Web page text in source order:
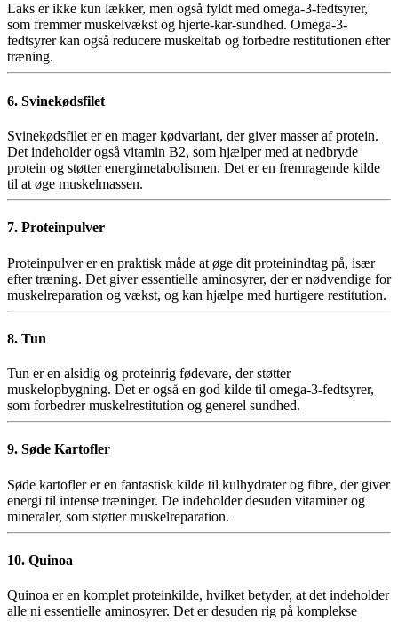
Laks er ikke kun lækker, men også fyldt med omega-3-fedtsyrer,
som fremmer muskelvækst og hjerte-kar-sundhed. Omega-3-
fedtsyrer kan også reducere muskeltab og forbedre restitutionen efter
træning.
6. Svinekødsfilet
Svinekødsfilet er en mager kødvariant, der giver masser af protein.
Det indeholder også vitamin B2, som hjælper med at nedbryde
protein og støtter energimetabolismen. Det er en fremragende kilde
til at øge muskelmassen.
7. Proteinpulver
Proteinpulver er en praktisk måde at øge dit proteinindtag på, især
efter træning. Det giver essentielle aminosyrer, der er nødvendige for
muskelreparation og vækst, og kan hjælpe med hurtigere restitution.
8. Tun
Tun er en alsidig og proteinrig fødevare, der støtter
muskelopbygning. Det er også en god kilde til omega-3-fedtsyrer,
som forbedrer muskelrestitution og generel sundhed.
9. Søde Kartofler
Søde kartofler er en fantastisk kilde til kulhydrater og fibre, der giver
energi til intense træninger. De indeholder desuden vitaminer og
mineraler, som støtter muskelreparation.
10. Quinoa
Quinoa er en komplet proteinkilde, hvilket betyder, at det indeholder
alle ni essentielle aminosyrer. Det er desuden rig på komplekse